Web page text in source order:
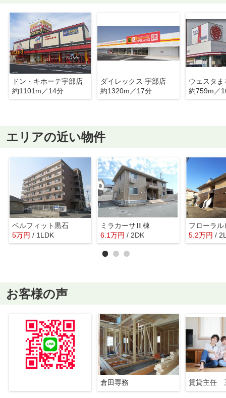
ドン・キホーテ宇部店
約1101m／14分
ダイレックス 宇部店
約1320m／17分
ウェスタ
約759m／
エリアの近い物件
ベルフィット黒石
5万円 / 1LDK
ミラカーサⅢ棟
6.1万円 / 2DK
フローラル
5.2万円 /
お客様の声
倉田専務 賃貸主任